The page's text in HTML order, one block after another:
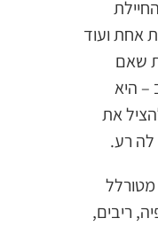
אחת ועוד
שאם
– היא
את
לה רע.
ריבים,